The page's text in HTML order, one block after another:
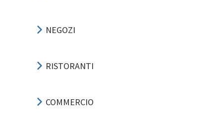
NEGOZI
RISTORANTI
COMMERCIO